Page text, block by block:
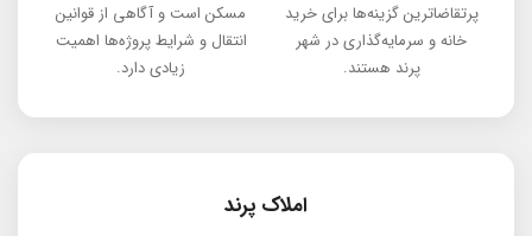
پرتقاضاترین گزینه‌ها برای خرید
خانه و سرمایه‌گذاری در شهر
پرند هستند.
مسکن است و آگاهی از قوانین
انتقال و شرایط پروژه‌ها اهمیت
زیادی دارد.
املاک پرند